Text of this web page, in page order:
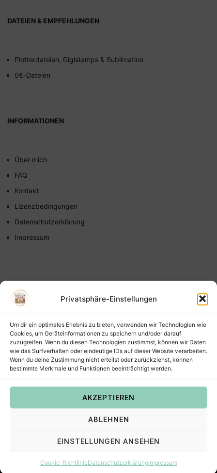
Privatsphäre-Einstellungen
Um dir ein optimales Erlebnis zu bieten, verwenden wir Technologien wie
Cookies, um Geräteinformationen zu speichern und/oder darauf
zuzugreifen. Wenn du diesen Technologien zustimmst, können wir Daten
wie das Surfverhalten oder eindeutige IDs auf dieser Website verarbeiten.
Wenn du deine Zustimmung nicht erteilst oder zurückziehst, können
bestimmte Merkmale und Funktionen beeinträchtigt werden.
AKZEPTIEREN
ABLEHNEN
EINSTELLUNGEN ANSEHEN
Cookie-RichtlinieDatenschutzerklärungImpressum
DATEIEN & EMPFEHLUNGEN
Plotterdateien, Digistamps & Sublimation
0€-Dateien
INFORMATIONEN
Über mich
FAQ
Kontakt
Lizenzbedingungen
Datenschutzerklärung
Impressum
Copyright © 2022Steffis Kreativkiste – Plotterdateien,
Digistamps und Freebies in SVG, PNG, DXF, EPS & PDF